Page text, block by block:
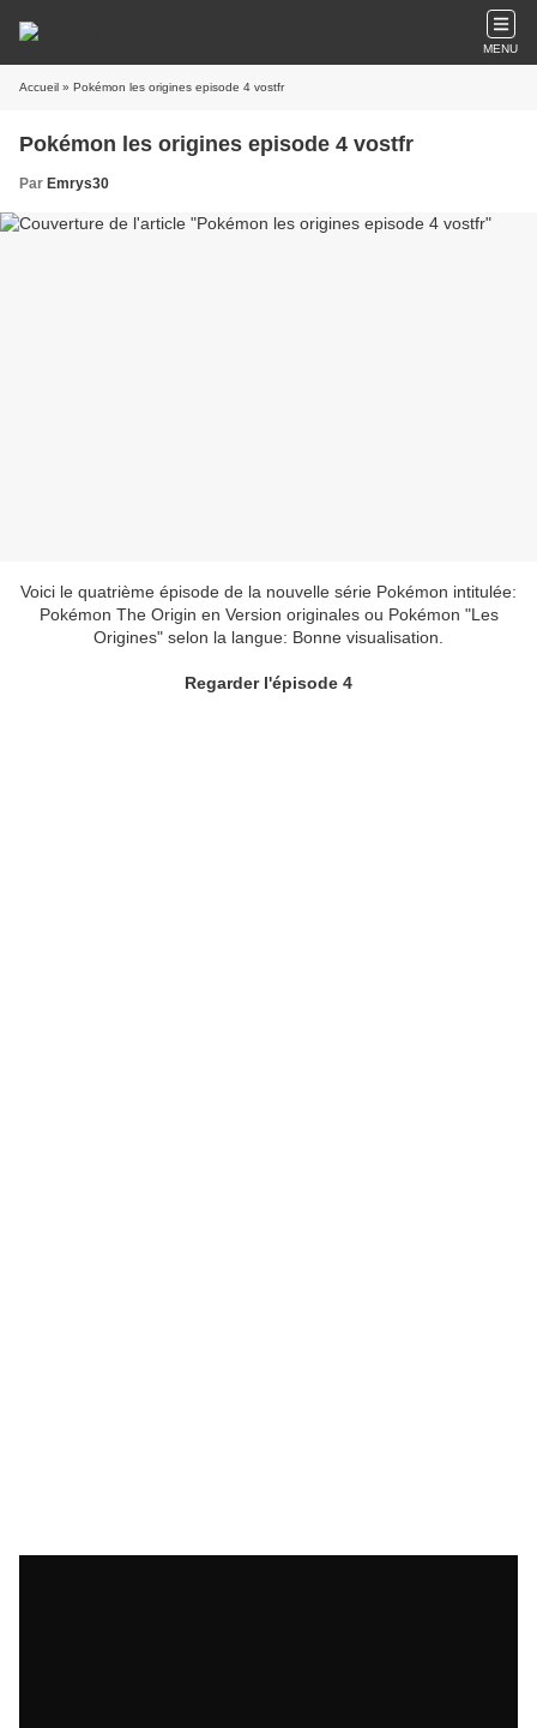
MENU
Accueil » Pokémon les origines episode 4 vostfr
Pokémon les origines episode 4 vostfr
Par Emrys30
Voici le quatrième épisode de la nouvelle série Pokémon intitulée:
Pokémon The Origin en Version originales ou Pokémon "Les
Origines" selon la langue: Bonne visualisation.
Regarder l'épisode 4